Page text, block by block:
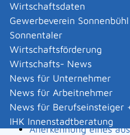
Wirtschaftsdaten
Gewerbeverein Sonnenbühl
Sonnentaler
Wirtschaftsförderung
Wirtschafts- News
News für Unternehmer
News für Arbeitnehmer
News für Berufseinsteiger
IHK Innenstadtberatung
mitteilen
Änderungen an die
Anerkennung als
beantragen
Anerkennung als
Anerkennung als
Überwachungsstelle
Landesbauordnung
Anerkennung eines